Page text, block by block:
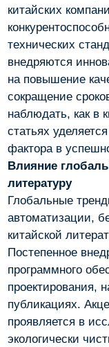
китайских
технических
внедряются
на повышение
сокращение
наблюдать, как в
статьях
фактора в
Влияние
литературу
Глобальные
автоматизации,
китайской
Постепенное
программного
проектирования,
публикациях.
проявляется в
экологически